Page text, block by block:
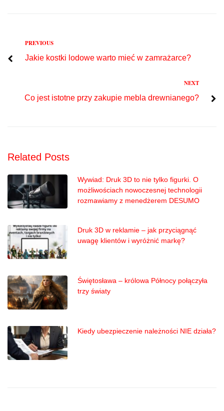
Nawigacja
wpisu
Previous
PREVIOUS
Jakie kostki lodowe warto mieć w zamrażarce?
NEXT
Co jest istotne przy zakupie mebla drewnianego?
Related Posts
Wywiad: Druk 3D to nie tylko figurki. O
możliwościach nowoczesnej technologii
rozmawiamy z menedżerem DESUMO
Druk 3D w reklamie – jak przyciągnąć
uwagę klientów i wyróżnić markę?
Świętosława – królowa Północy połączyła
trzy światy
Kiedy ubezpieczenie należności NIE działa?